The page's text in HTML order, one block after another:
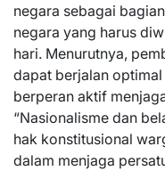
negara sebagai
negara yang harus
hari. Menurutnya,
dapat berjalan
berperan aktif
“Nasionalisme dan
hak konstitusional
dalam menjaga